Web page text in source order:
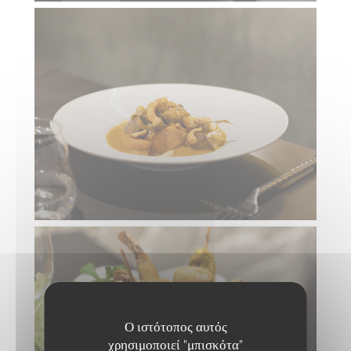
Ο ιστότοπος αυτός
χρησιμοποιεί "μπισκότα"